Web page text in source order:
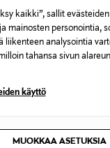
kaikki”, sallit
mainosten personointia,
liikenteen analysointia
tahansa sivun
käyttö
MUOKKAA ASETUKSIA